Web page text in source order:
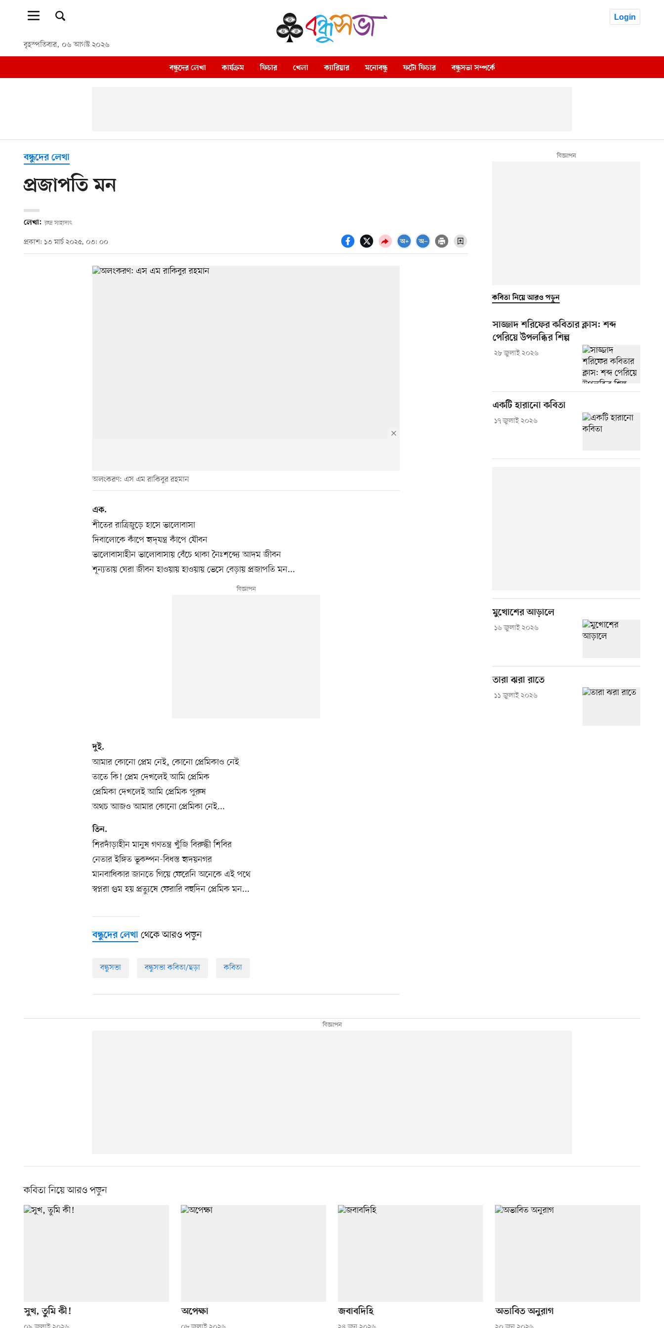
বৃহস্পতিবার, ০৬ আগস্ট ২০২৬
Login
বন্ধুদের লেখা কার্যক্রম ফিচার খেলা ক্যারিয়ার মনোবন্ধু ফটো ফিচার বন্ধুসভা সম্পর্কে
বন্ধুদের লেখা
প্রজাপতি মন
লেখা: রুদ্র সাহাদাৎ
প্রকাশ: ১৩ মার্চ ২০২৫, ০৩: ০০
অলংকরণ: এস এম রাকিবুর রহমান
এক.
শীতের রাত্রিজুড়ে হাসে ভালোবাসা
দিবালোকে কাঁপে হৃদ্‌যন্ত্র কাঁপে যৌবন
ভালোবাসাহীন ভালোবাসায় বেঁচে থাকা নৈঃশব্দ্যে আদম জীবন
শূন্যতায় ঘেরা জীবন হাওয়ায় হাওয়ায় ভেসে বেড়ায় প্রজাপতি মন...
দুই.
আমার কোনো প্রেম নেই, কোনো প্রেমিকাও নেই
তাতে কি! প্রেম দেখলেই আমি প্রেমিক
প্রেমিকা দেখলেই আমি প্রেমিক পুরুষ
অথচ আজও আমার কোনো প্রেমিকা নেই...
তিন.
শিরদাঁড়াহীন মানুষ গণতন্ত্র খুঁজি বিরুদ্ধী শিবির
নেতার ইঙ্গিত ভূকম্পন-বিধস্ত হৃদয়নগর
মানবাধিকার জানতে গিয়ে ফেরেনি অনেকে এই পথে
স্বপ্নরা গুম হয় প্রত্যুষে ফেরারি বহুদিন প্রেমিক মন...
বন্ধুদের লেখা থেকে আরও পড়ুন
বন্ধুসভা বন্ধুসভা কবিতা/ছড়া কবিতা
কবিতা নিয়ে আরও পড়ুন
সাজ্জাদ শরিফের কবিতার ক্লাস: শব্দ
পেরিয়ে উপলব্ধির শিল্প
২৮ জুলাই ২০২৬
একটি হারানো কবিতা
১৭ জুলাই ২০২৬
মুখোশের আড়ালে
১৬ জুলাই ২০২৬
তারা ঝরা রাতে
১১ জুলাই ২০২৬
কবিতা নিয়ে আরও পড়ুন
সুখ, তুমি কী! অপেক্ষা জবাবদিহি অভাবিত অনুরাগ